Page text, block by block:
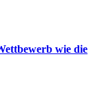
wie die